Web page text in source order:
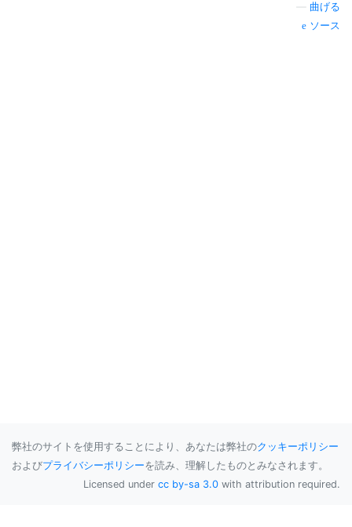
曲げる
ソース
弊社のサイトを使用することにより、あなたは弊社のクッキーポリシー
およびプライバシーポリシーを読み、理解したものとみなされます。
Licensed under cc by-sa 3.0 with attribution required.